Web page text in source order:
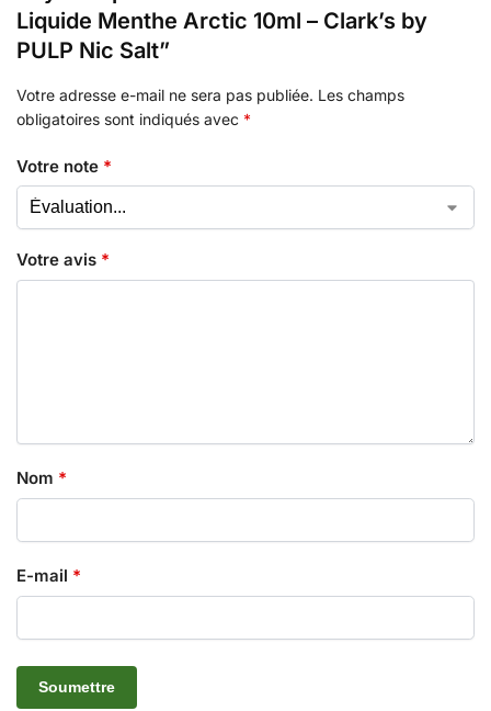
Liquide Menthe Arctic 10ml – Clark’s by
PULP Nic Salt”
Votre adresse e-mail ne sera pas publiée. Les champs
obligatoires sont indiqués avec *
Votre note *
Votre avis *
Nom *
E-mail *